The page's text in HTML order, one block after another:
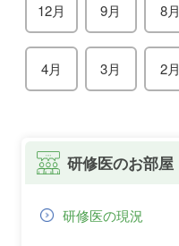
12月 9月 8月
4月 3月 2月
研修医のお部屋
研修医の現況